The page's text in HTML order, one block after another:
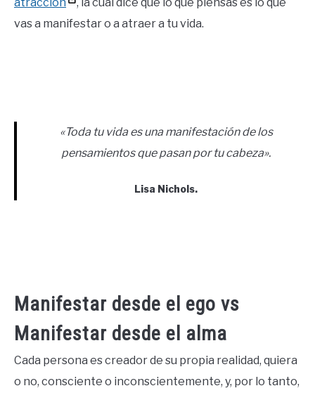
vas a manifestar o a atraer a tu vida.
«Toda tu vida es una manifestación de los
pensamientos que pasan por tu cabeza».
Lisa Nichols.
Manifestar desde el ego vs
Manifestar desde el alma
Cada persona es creador de su propia realidad, quiera
o no, consciente o inconscientemente, y, por lo tanto,